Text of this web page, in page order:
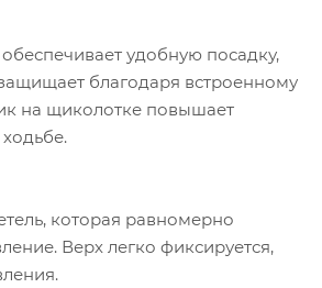
удобную посадку,
благодаря встроенному
на щиколотке повышает
которая равномерно
Верх легко фиксируется,